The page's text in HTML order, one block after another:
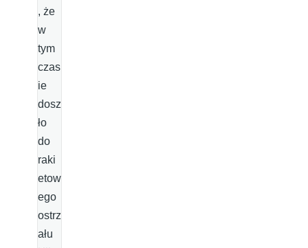
, że
w
tym
czas
ie
dosz
ło
do
raki
etow
ego
ostrz
ału